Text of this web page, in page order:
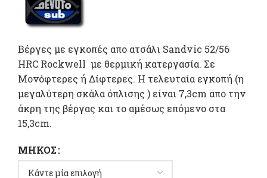
44,50
Βέργες με εγκοπές απο ατσάλι Sandvic 52/56
HRC Rockwell με θερμική κατεργασία. Σε
Μονόφτερες ή Δίφτερες. Η τελευταία εγκοπή (η
μεγαλύτερη σκάλα όπλισης ) είναι 7,3cm απο την
άκρη της βέργας και το αμέσως επόμενο στα
15,3cm.
ΜΉΚΟΣ